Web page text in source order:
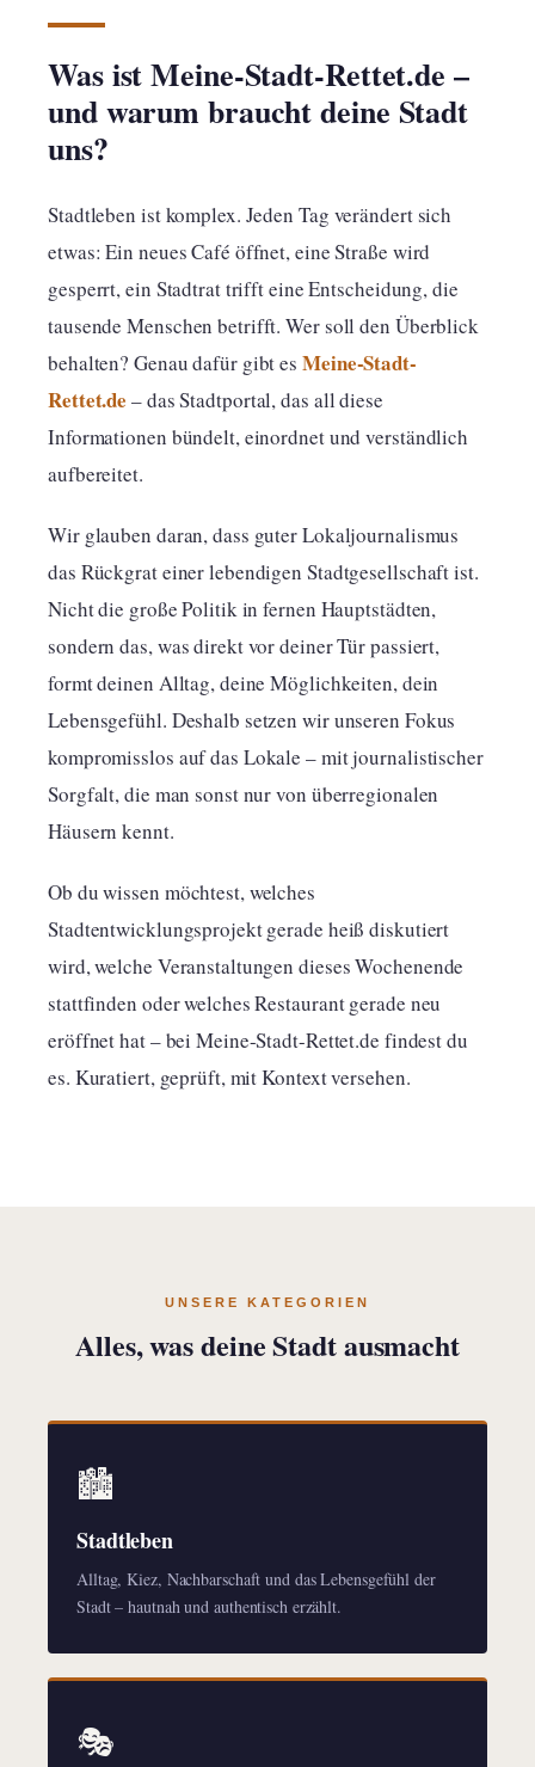
Was ist Meine-Stadt-Rettet.de –
und warum braucht deine Stadt
uns?
Stadtleben ist komplex. Jeden Tag verändert sich
etwas: Ein neues Café öffnet, eine Straße wird
gesperrt, ein Stadtrat trifft eine Entscheidung, die
tausende Menschen betrifft. Wer soll den Überblick
behalten? Genau dafür gibt es Meine-Stadt-
Rettet.de – das Stadtportal, das all diese
Informationen bündelt, einordnet und verständlich
aufbereitet.
Wir glauben daran, dass guter Lokaljournalismus
das Rückgrat einer lebendigen Stadtgesellschaft ist.
Nicht die große Politik in fernen Hauptstädten,
sondern das, was direkt vor deiner Tür passiert,
formt deinen Alltag, deine Möglichkeiten, dein
Lebensgefühl. Deshalb setzen wir unseren Fokus
kompromisslos auf das Lokale – mit journalistischer
Sorgfalt, die man sonst nur von überregionalen
Häusern kennt.
Ob du wissen möchtest, welches
Stadtentwicklungsprojekt gerade heiß diskutiert
wird, welche Veranstaltungen dieses Wochenende
stattfinden oder welches Restaurant gerade neu
eröffnet hat – bei Meine-Stadt-Rettet.de findest du
es. Kuratiert, geprüft, mit Kontext versehen.
UNSERE KATEGORIEN
Alles, was deine Stadt ausmacht
🏙️
Stadtleben
Alltag, Kiez, Nachbarschaft und das Lebensgefühl der
Stadt – hautnah und authentisch erzählt.
🎭